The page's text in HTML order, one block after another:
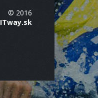
© 2016
ITway.sk